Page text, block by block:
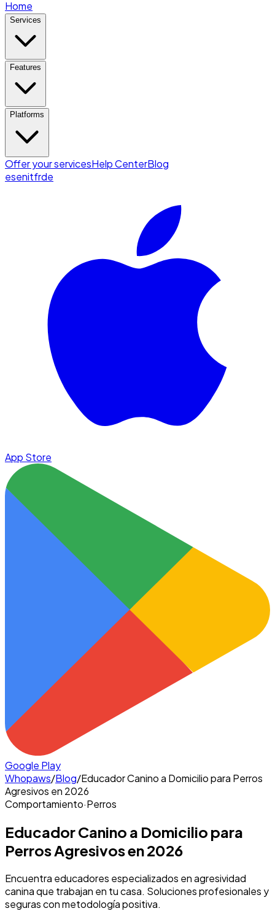
Home
Services
Features
Platforms
Offer your servicesHelp CenterBlog
esenitfrde
App Store
Google Play
Whopaws/Blog/Educador Canino a Domicilio para Perros
Agresivos en 2026
Comportamiento·Perros
Educador Canino a Domicilio para
Perros Agresivos en 2026
Encuentra educadores especializados en agresividad
canina que trabajan en tu casa. Soluciones profesionales y
seguras con metodología positiva.